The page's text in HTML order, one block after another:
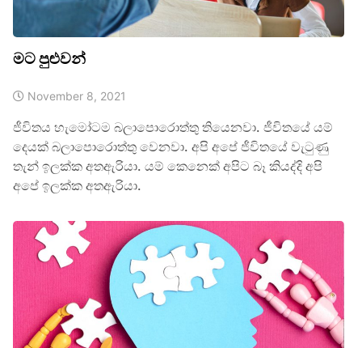
මට පුළුවන්
November 8, 2021
ජීවිතය හැමෝටම බලාපොරොත්තු තියෙනවා. ජීවිතයේ යම්
දෙයක් බලාපොරොත්තු වෙනවා. අපි අපේ ජීවිතයේ වැටුණු
තැන් ඉලක්ක අතඇරියා. යම් කෙනෙක් අපිට බෑ කියද්දි අපි
අපේ ඉලක්ක අතඇරියා.